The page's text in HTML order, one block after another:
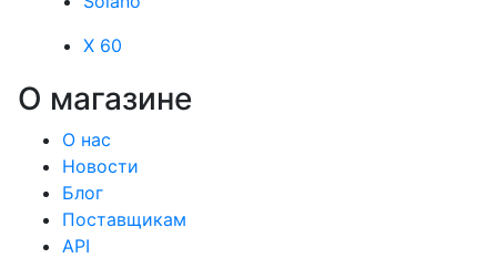
X 60
О магазине
О нас
Новости
Блог
Поставщикам
API